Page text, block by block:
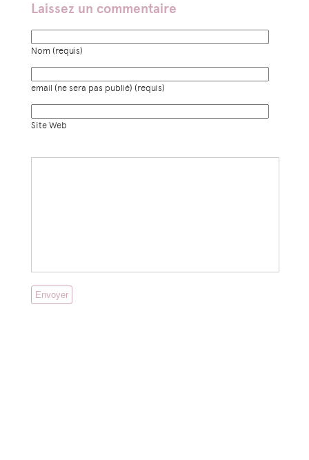
Laissez un commentaire
Nom (requis)
email (ne sera pas publié) (requis)
Site Web